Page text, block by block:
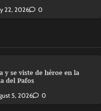
22, 2026 0
y se viste de héroe en la
del Pafos
5, 2026 0